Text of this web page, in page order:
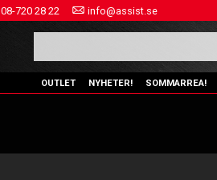
08-720 28 22 info@assist.se
OUTLET NYHETER! SOMMARREA!